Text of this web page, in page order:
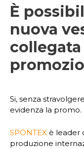
È
nuova
collegata
Si, senza
evidenza la promo.
SPONTEX è leader
produzione